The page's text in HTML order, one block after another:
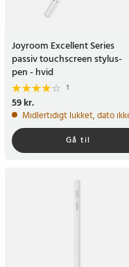
Joyroom Excellent Series
passiv touchscreen stylus-
pen - hvid
1
Pris:59 kr.
59 kr.
Midlertidigt lukket, dato
Gå til